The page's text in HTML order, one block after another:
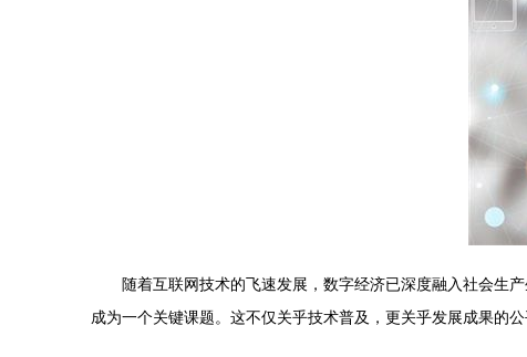
随着互联网技术的飞速发展，数字经济已深度融入社会生
成为一个关键课题。这不仅关乎技术普及，更关乎发展成果的